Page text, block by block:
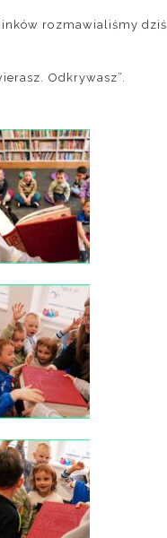
rozmawialiśmy dziś
Odkrywasz”.